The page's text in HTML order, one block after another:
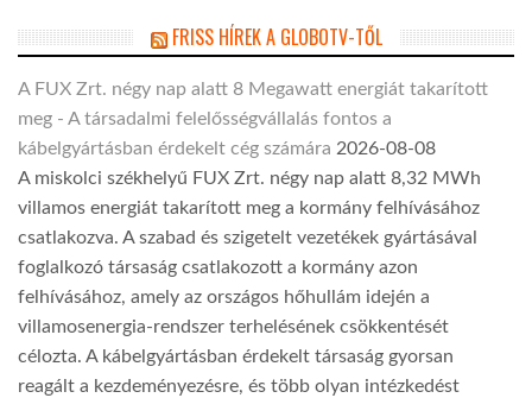
FRISS HÍREK A GLOBOTV-TŐL
A FUX Zrt. négy nap alatt 8 Megawatt energiát takarított
meg - A társadalmi felelősségvállalás fontos a
kábelgyártásban érdekelt cég számára 2026-08-08
A miskolci székhelyű FUX Zrt. négy nap alatt 8,32 MWh
villamos energiát takarított meg a kormány felhívásához
csatlakozva. A szabad és szigetelt vezetékek gyártásával
foglalkozó társaság csatlakozott a kormány azon
felhívásához, amely az országos hőhullám idején a
villamosenergia-rendszer terhelésének csökkentését
célozta. A kábelgyártásban érdekelt társaság gyorsan
reagált a kezdeményezésre, és több olyan intézkedést